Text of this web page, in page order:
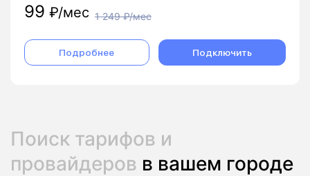
99 ₽/мес 1 249₽/мес
Подробнее Подключить
Поиск тарифов и
провайдеров в вашем городе